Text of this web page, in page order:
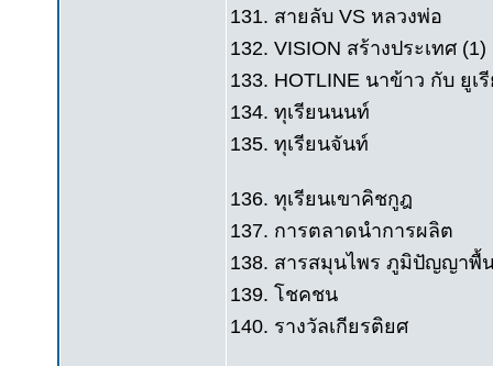
131. สายลับ VS หลวงพ่อ
132. VISION สร้างประเทศ (1)
133. HOTLINE นาข้าว กับ ยูเ
134. ทุเรียนนนท์
135. ทุเรียนจันท์
136. ทุเรียนเขาคิชกูฎ
137. การตลาดนำการผลิต
138. สารสมุนไพร ภูมิปัญญาพื้
139. โชคชน
140. รางวัลเกียรติยศ